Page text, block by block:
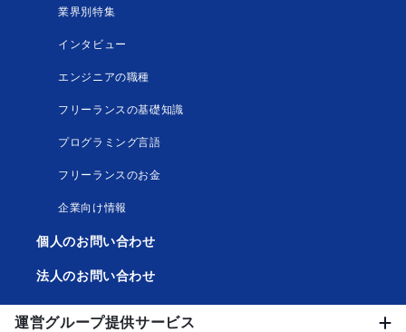
業界別特集
インタビュー
エンジニアの職種
フリーランスの基礎知識
プログラミング言語
フリーランスのお金
企業向け情報
個人のお問い合わせ
法人のお問い合わせ
運営グループ提供サービス